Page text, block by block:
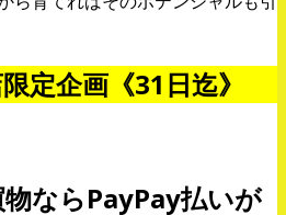
定企画《31日迄》
ならPayPay払いが